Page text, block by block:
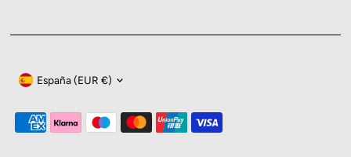
Moneda
España (EUR €)